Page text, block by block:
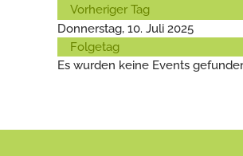
Vorheriger Tag
Donnerstag, 10. Juli 2025
Folgetag
Es wurden keine Events